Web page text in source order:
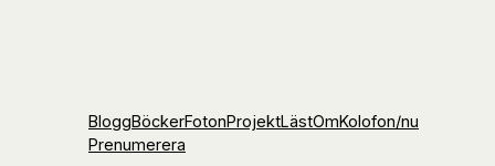
BloggBöckerFotonProjektLästOmKolofon/nu
Prenumerera